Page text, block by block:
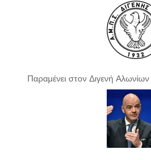
Παραμένει στον Διγενή